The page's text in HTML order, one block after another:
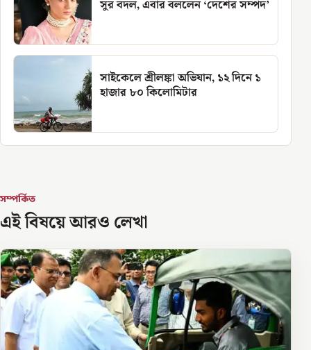
সুর বদল, এবার বললেন ‘দেশের সম্পদ’
সাইকেলে শ্রীলঙ্কা অভিযান, ১২ দিনে ১
হাজার ৮০ কিলোমিটার
সম্পর্কিত
এই বিষয়ে আরও লেখা